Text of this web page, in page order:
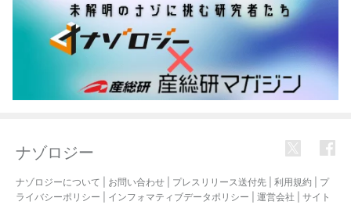
ナゾロジー
ナゾロジーについて お問い合わせ プレスリリース送付先 利用規約
プ
ライバシーポリシー
インフォマティブデータポリシー 運営会社
サイト